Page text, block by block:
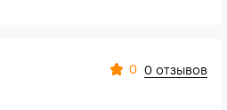
0 0 отзывов